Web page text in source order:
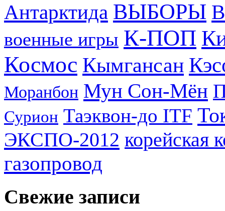
Антарктида ВЫБОРЫ
военные игры К-ПОП
Космос Кымгансан
Моранбон Мун Сон-Мён
Сурион Таэквон-до ITF
ЭКСПО-2012 корейская
газопровод
Свежие записи